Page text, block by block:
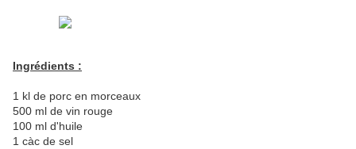
Ingrédients :
1 kl de porc en morceaux
500 ml de vin rouge
100 ml d'huile
1 càc de sel